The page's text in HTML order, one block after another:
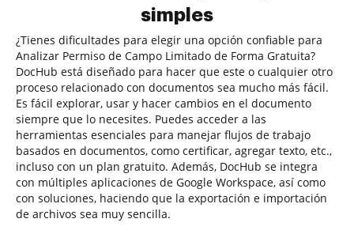
simples
¿Tienes dificultades para elegir una opción confiable para
Analizar Permiso de Campo Limitado de Forma Gratuita?
DocHub está diseñado para hacer que este o cualquier otro
proceso relacionado con documentos sea mucho más fácil.
Es fácil explorar, usar y hacer cambios en el documento
siempre que lo necesites. Puedes acceder a las
herramientas esenciales para manejar flujos de trabajo
basados en documentos, como certificar, agregar texto, etc.,
incluso con un plan gratuito. Además, DocHub se integra
con múltiples aplicaciones de Google Workspace, así como
con soluciones, haciendo que la exportación e importación
de archivos sea muy sencilla.